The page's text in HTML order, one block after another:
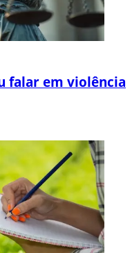
falar em violência